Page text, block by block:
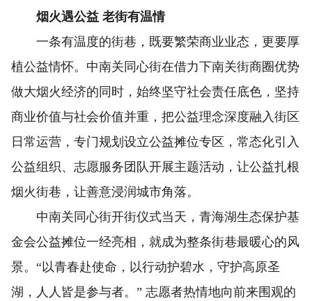
烟火遇公益 老街有温情
一条有温度的街巷，既要繁荣商业业态，更要厚
植公益情怀。中南关同心街在借力下南关街商圈优势
做大烟火经济的同时，始终坚守社会责任底色，坚持
商业价值与社会价值并重，把公益理念深度融入街区
日常运营，专门规划设立公益摊位专区，常态化引入
公益组织、志愿服务团队开展主题活动，让公益扎根
烟火街巷，让善意浸润城市角落。
中南关同心街开街仪式当天，青海湖生态保护基
金会公益摊位一经亮相，就成为整条街巷最暖心的风
景。“以青春赴使命，以行动护碧水，守护高原圣
湖，人人皆是参与者。” 志愿者热情地向前来围观的